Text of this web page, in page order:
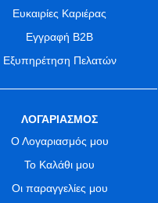
Ευκαιρίες Καριέρας
Εγγραφή B2B
Εξυπηρέτηση Πελατών
ΛΟΓΑΡΙΑΣΜΟΣ
Ο Λογαριασμός μου
Το Καλάθι μου
Οι παραγγελίες μου